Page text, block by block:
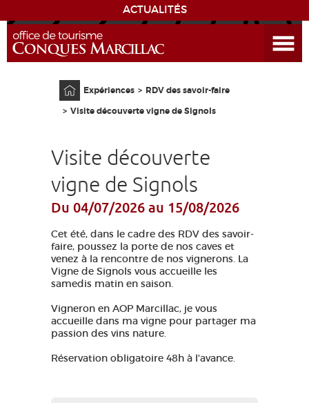
ACTUALITÉS
ENVIEDE...
DÉCOUVRIR LA DESTINATION
SÉJOURNER
AGENDA
EDUCATIF GR 65 GROUPES PRESSE
Expériences
RDV des savoir-faire
Visite découverte vigne de Signols
Visite découverte
vigne de Signols
Du 04/07/2026au 15/08/2026
Cet été, dans le cadre des RDV des savoir-
faire, poussez la porte de nos caves et
venez à la rencontre de nos vignerons. La
Vigne de Signols vous accueille les
samedis matin en saison.
Vigneron en AOP Marcillac, je vous
accueille dans ma vigne pour partager ma
passion des vins nature.
Réservation obligatoire 48h à l'avance.